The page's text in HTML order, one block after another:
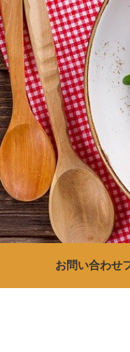
お問い合わせ